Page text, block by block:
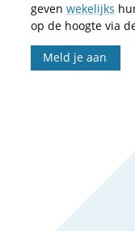
geven wekelijks
op de hoogte via
Meld je aan